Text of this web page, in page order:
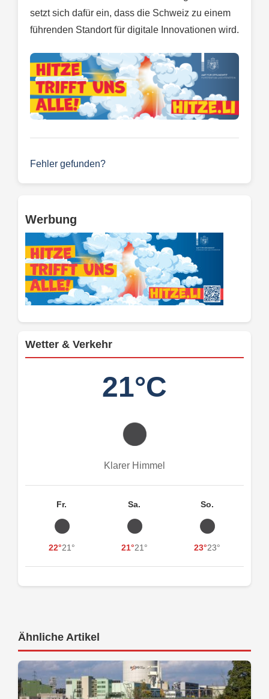
setzt sich dafür ein, dass die Schweiz zu einem
führenden Standort für digitale Innovationen wird.
Fehler gefunden?
Werbung
Wetter & Verkehr
21°C
Klarer Himmel
Fr.
22°21°
Sa.
21°21°
So.
23°23°
Ähnliche Artikel